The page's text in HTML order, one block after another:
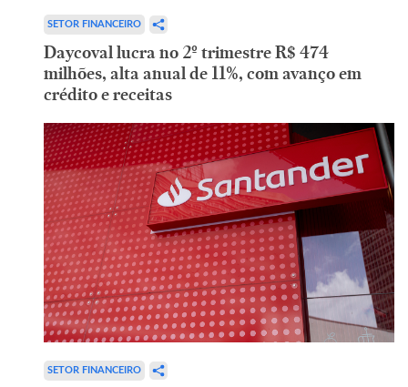
SETOR FINANCEIRO
Daycoval lucra no 2º trimestre R$ 474
milhões, alta anual de 11%, com avanço em
crédito e receitas
SETOR FINANCEIRO